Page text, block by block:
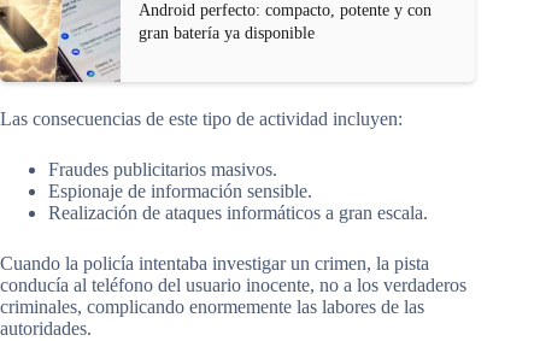
Android perfecto: compacto, potente y con
gran batería ya disponible
Las consecuencias de este tipo de actividad incluyen:
Fraudes publicitarios masivos.
Espionaje de información sensible.
Realización de ataques informáticos a gran escala.
Cuando la policía intentaba investigar un crimen, la pista
conducía al teléfono del usuario inocente, no a los verdaderos
criminales, complicando enormemente las labores de las
autoridades.